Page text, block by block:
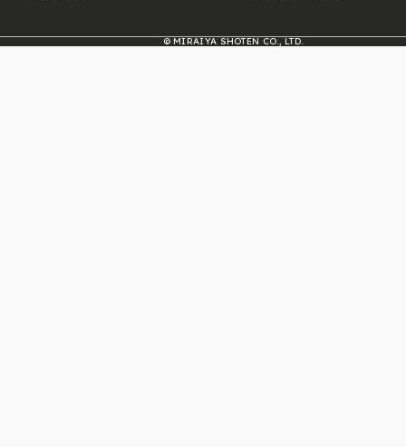
© MIRAIYA SHOTEN CO., LTD.